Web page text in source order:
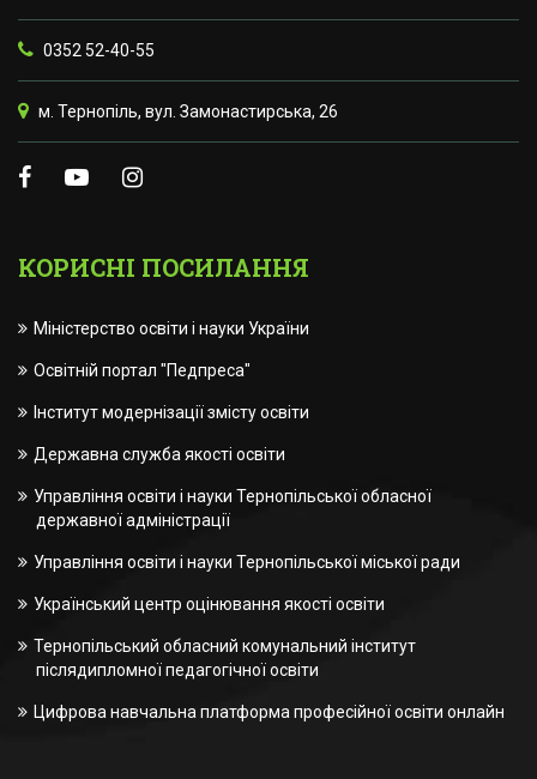
0352 52-40-55
м. Тернопіль, вул. Замонастирська, 26
КОРИСНІ ПОСИЛАННЯ
Міністерство освіти і науки України
Освітній портал "Педпреса"
Інститут модернізації змісту освіти
Державна служба якості освіти
Управління освіти і науки Тернопільської обласної
державної адміністрації
Управління освіти і науки Тернопільської міської ради
Український центр оцінювання якості освіти
Тернопільський обласний комунальний інститут
післядипломної педагогічної освіти
Цифрова навчальна платформа професійної освіти онлайн